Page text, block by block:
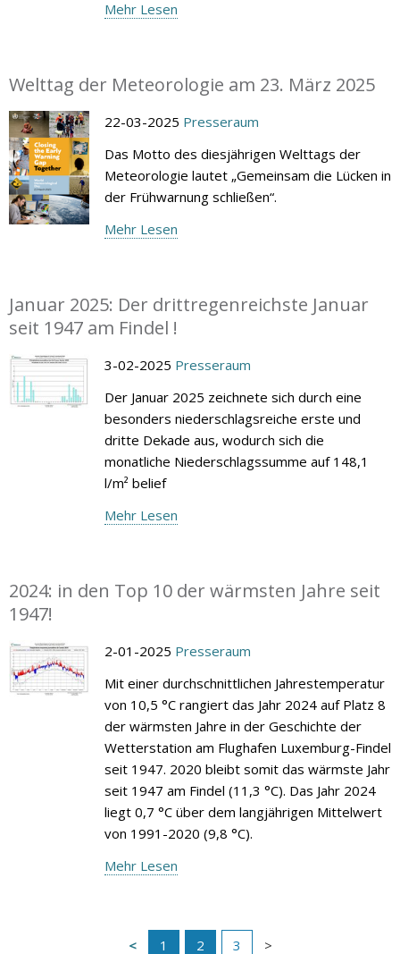
Mehr Lesen
Welttag der Meteorologie am 23. März 2025
22-03-2025 Presseraum
Das Motto des diesjährigen Welttags der
Meteorologie lautet „Gemeinsam die Lücken in
der Frühwarnung schließen“.
Mehr Lesen
Januar 2025: Der drittregenreichste Januar
seit 1947 am Findel !
3-02-2025 Presseraum
Der Januar 2025 zeichnete sich durch eine
besonders niederschlagsreiche erste und
dritte Dekade aus, wodurch sich die
monatliche Niederschlagssumme auf 148,1
l/m² belief
Mehr Lesen
2024: in den Top 10 der wärmsten Jahre seit
1947!
2-01-2025 Presseraum
Mit einer durchschnittlichen Jahrestemperatur
von 10,5 °C rangiert das Jahr 2024 auf Platz 8
der wärmsten Jahre in der Geschichte der
Wetterstation am Flughafen Luxemburg-Findel
seit 1947. 2020 bleibt somit das wärmste Jahr
seit 1947 am Findel (11,3 °C). Das Jahr 2024
liegt 0,7 °C über dem langjährigen Mittelwert
von 1991-2020 (9,8 °C).
Mehr Lesen
1 2 3